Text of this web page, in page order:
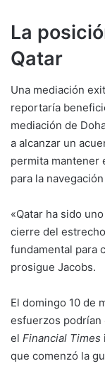
La
Qatar
Una mediación
reportaría
mediación de
a alcanzar un
permita mantener
para la
«Qatar ha sido
cierre del
fundamental para
prosigue Jacobs.
El domingo 10 de
esfuerzos podrían
el Financial Times
que comenzó la